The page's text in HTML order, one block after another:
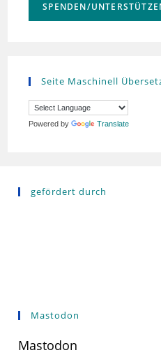
SPENDEN/
Seite Maschinell
Powered by Translate
gefördert durch
Mastodon
Mastodon